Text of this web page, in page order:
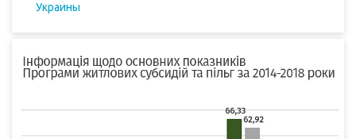
Украины